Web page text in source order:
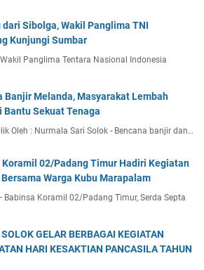
dari Sibolga, Wakil Panglima TNI
Kunjungi Sumbar
Panglima Tentara Nasional Indonesia
Banjir Melanda, Masyarakat Lembah
Bantu Sekuat Tenaga
Oleh : Nurmala Sari Solok - Bencana banjir dan…
Koramil 02/Padang Timur Hadiri Kegiatan
Warga Kubu Marapalam
Babinsa Koramil 02/Padang Timur, Serda Septa
GELAR BERBAGAI KEGIATAN
HARI KESAKTIAN PANCASILA TAHUN